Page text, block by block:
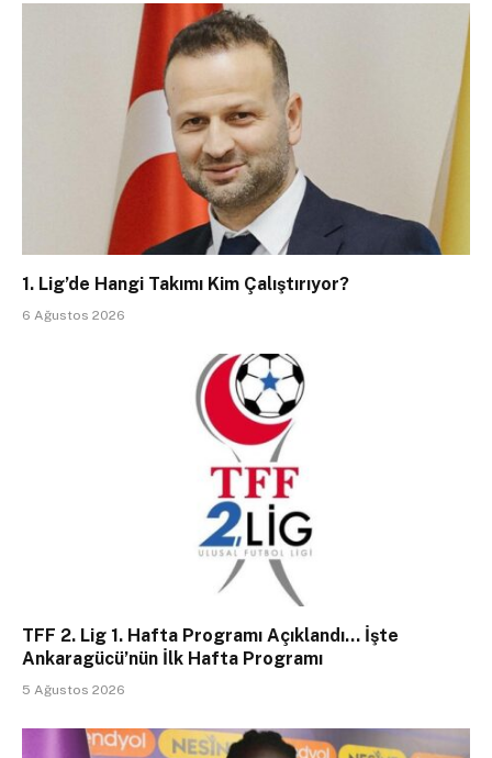
1. Lig’de Hangi Takımı Kim Çalıştırıyor?
6 Ağustos 2026
TFF 2. Lig 1. Hafta Programı Açıklandı… İşte
Ankaragücü’nün İlk Hafta Programı
5 Ağustos 2026